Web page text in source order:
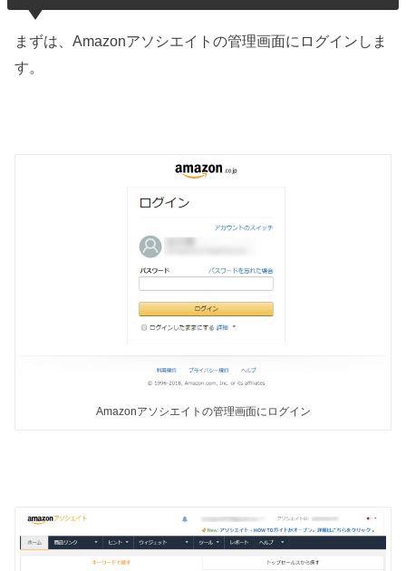
まずは、Amazonアソシエイトの管理画面にログインしま
す。
Amazonアソシエイトの管理画面にログイン